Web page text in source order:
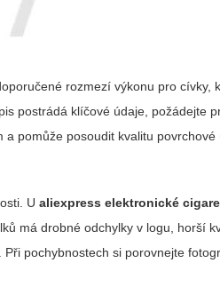
rozmezí výkonu pro cívky,
postrádá klíčové údaje, požádejte
pomůže posoudit kvalitu povrchové
Ualiexpress elektronické
má drobné odchylky v logu, horší
pochybnostech si porovnejte